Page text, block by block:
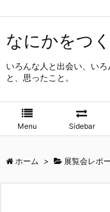
なにかをつ
いろんな人と出会い、い
と、思ったこと。
Menu Sidebar
ホーム > 展覧会レポ